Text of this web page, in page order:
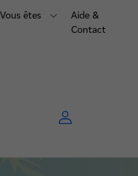
Vous êtes
Aide &
Contact